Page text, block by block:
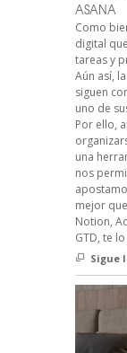
ASANA
Como
digital
tareas y
Aún así,
siguen
uno de
Por ello,
una
nos
mejor
Notion,
GTD, te
Sigue